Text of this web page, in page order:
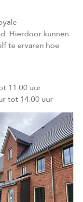
Hierdoor kunnen
te ervaren hoe
11.00 uur
tot 14.00 uur